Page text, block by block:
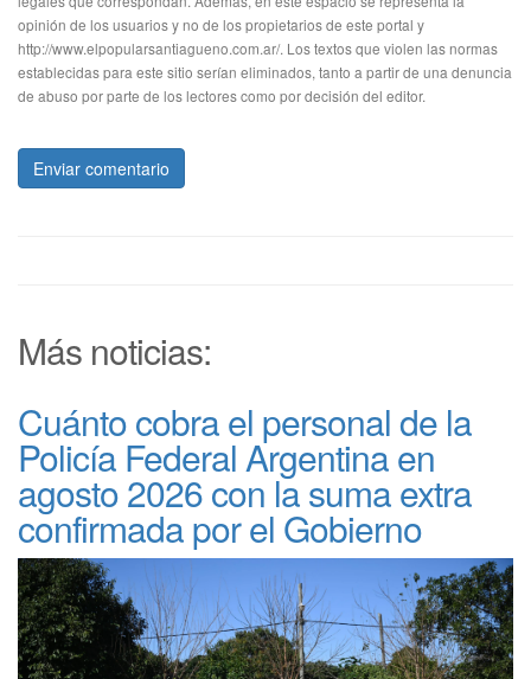
opinión de los usuarios y no de los propietarios de este portal y
http://www.elpopularsantiagueno.com.ar/. Los textos que violen las normas
establecidas para este sitio serían eliminados, tanto a partir de una denuncia
de abuso por parte de los lectores como por decisión del editor.
Enviar comentario
Más noticias:
Cuánto cobra el personal de la
Policía Federal Argentina en
agosto 2026 con la suma extra
confirmada por el Gobierno